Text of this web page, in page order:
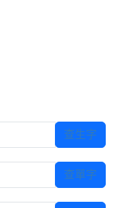
查生字
查單字